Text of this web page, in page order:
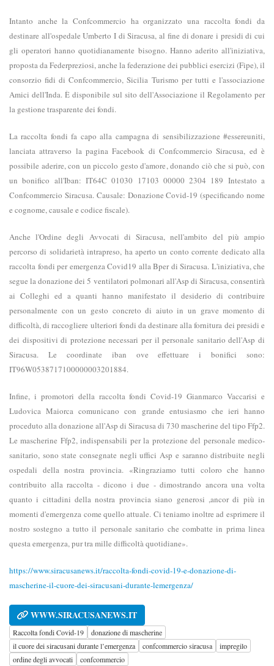
Intanto anche la Confcommercio ha organizzato una raccolta fondi da
destinare all'ospedale Umberto I di Siracusa, al fine di donare i presidi di cui
gli operatori hanno quotidianamente bisogno. Hanno aderito all'iniziativa,
proposta da Federpreziosi, anche la federazione dei pubblici esercizi (Fipe), il
consorzio fidi di Confcommercio, Sicilia Turismo per tutti e l'associazione
Amici dell'Inda. È disponibile sul sito dell'Associazione il Regolamento per
la gestione trasparente dei fondi.
La raccolta fondi fa capo alla campagna di sensibilizzazione #essereuniti,
lanciata attraverso la pagina Facebook di Confcommercio Siracusa, ed è
possibile aderire, con un piccolo gesto d'amore, donando ciò che si può, con
un bonifico all'Iban: IT64C 01030 17103 00000 2304 189 Intestato a
Confcommercio Siracusa. Causale: Donazione Covid-19 (specificando nome
e cognome, causale e codice fiscale).
Anche l'Ordine degli Avvocati di Siracusa, nell'ambito del più ampio
percorso di solidarietà intrapreso, ha aperto un conto corrente dedicato alla
raccolta fondi per emergenza Covid19 alla Bper di Siracusa. L'iniziativa, che
segue la donazione dei 5 ventilatori polmonari all'Asp di Siracusa, consentirà
ai Colleghi ed a quanti hanno manifestato il desiderio di contribuire
personalmente con un gesto concreto di aiuto in un grave momento di
difficoltà, di raccogliere ulteriori fondi da destinare alla fornitura dei presidi e
dei dispositivi di protezione necessari per il personale sanitario dell'Asp di
Siracusa. Le coordinate iban ove effettuare i bonifici sono:
IT96W0538717100000003201884.
Infine, i promotori della raccolta fondi Covid-19 Gianmarco Vaccarisi e
Ludovica Maiorca comunicano con grande entusiasmo che ieri hanno
proceduto alla donazione all'Asp di Siracusa di 730 mascherine del tipo Ffp2.
Le mascherine Ffp2, indispensabili per la protezione del personale medico-
sanitario, sono state consegnate negli uffici Asp e saranno distribuite negli
ospedali della nostra provincia. «Ringraziamo tutti coloro che hanno
contribuito alla raccolta - dicono i due - dimostrando ancora una volta
quanto i cittadini della nostra provincia siano generosi ,ancor di più in
momenti d'emergenza come quello attuale. Ci teniamo inoltre ad esprimere il
nostro sostegno a tutto il personale sanitario che combatte in prima linea
questa emergenza, pur tra mille difficoltà quotidiane».
https://www.siracusanews.it/raccolta-fondi-covid-19-e-donazione-di-
mascherine-il-cuore-dei-siracusani-durante-lemergenza/
WWW.SIRACUSANEWS.IT
Raccolta fondi Covid-19
donazione di mascherine
il cuore dei siracusani durante l’emergenza
confcommercio siracusa
impregilo
ordine degli avvocati
confcommercio